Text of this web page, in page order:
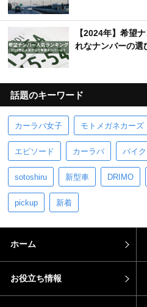
【2024年】希望
れなナンバーの選
話題のキーワード
カーラバ女子 モトメガネカーズ
エピソード カーラバ バイク
sotoshiru 新型車 DRIMO
pickup 新着
ホーム
お役立ち情報